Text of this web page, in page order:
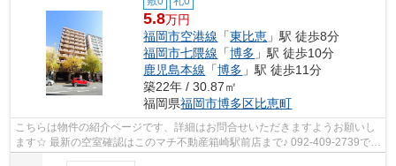
5.8万円
福岡市空港線 「東比恵 」駅 徒歩8分
福岡市七隈線 「博多 」駅 徒歩10分
鹿児島本線 「博多 」駅 徒歩11分
築22年 / 30.87㎡
福岡県福岡市博多区比恵町
こちらは物件の紹介ページです、詳細はお問合せいただきますようお願いし
ます☆ 最新の空室確認はこのマチ不動産箱崎駅前店まで♪ 092-409-2739で